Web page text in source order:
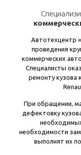
Автотехцентр
проведения
коммерческих
Специалисты
ремонту кузова
При обращении,
дефектовку
необходимости
выполнят их